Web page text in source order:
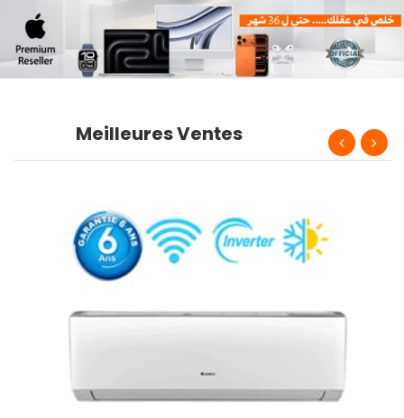
Meilleures Ventes